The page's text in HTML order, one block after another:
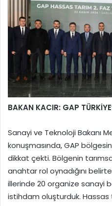
BAKAN KACIR: GAP
Sanayi ve Teknoloji Bakanı
konuşmasında, GAP
dikkat çekti. Bölgenin
anahtar rol oynadığını
illerinde 20 organize sanayi
istihdam oluşturduk. Hassas